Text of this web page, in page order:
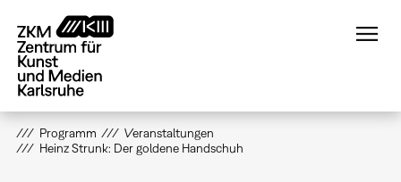
zum
Inhalt
Programm
Veranstaltungen
Heinz Strunk: Der goldene Handschuh